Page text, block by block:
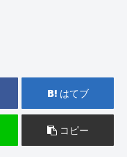
はてブ
コピー